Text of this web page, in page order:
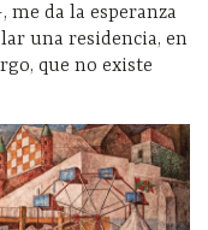
me da la esperanza
una residencia, en
que no existe